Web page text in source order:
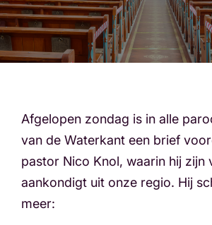
Afgelopen zondag is in alle
van de Waterkant een brief
pastor Nico Knol, waarin hij zijn
aankondigt uit onze regio. Hij
meer: